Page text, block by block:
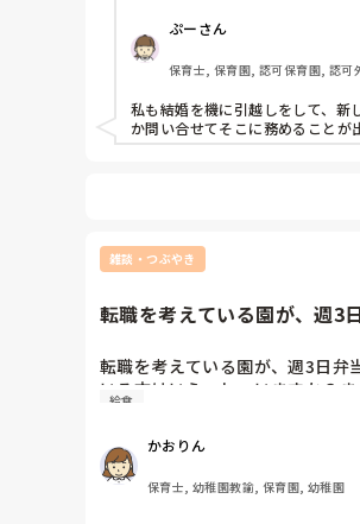
ちなみに、見学に伺った時は保
かったので、なおさら諦めきれ
ぷーさん
保育士, 保育園, 認可保育園, 認可
私も結婚を機に引越しをして、新
か問い合せてそこに務めることが
雑談・つぶやき
転職を考えている園が、週3
転職を考えている園が、週3日弁
いる方はいらっしゃいますか？
給食
かおりん
保育士, 幼稚園教諭, 保育園, 幼稚園